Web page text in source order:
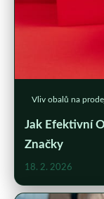
Vliv obalů na
Jak Efektivní
Značky
18. 2. 2026